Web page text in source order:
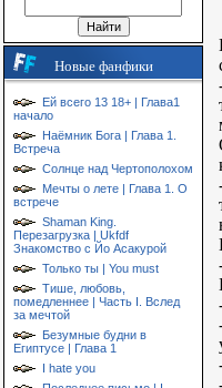
Новые фанфики
Ей всего 13 18+ | Глава1
начало
Наёмник Бога | Глава 1.
Встреча
Солнце над Чертополохом
Мечты о лете | Глава 1. О
встрече
Shaman King.
Перезагрузка | Ukfdf
Знакомство с Йо Асакурой
Только ты | You must
Тише, любовь,
помедленнее | Часть I. Вслед
за мечтой
Безумные будни в
Египтусе | Глава 1
I hate you